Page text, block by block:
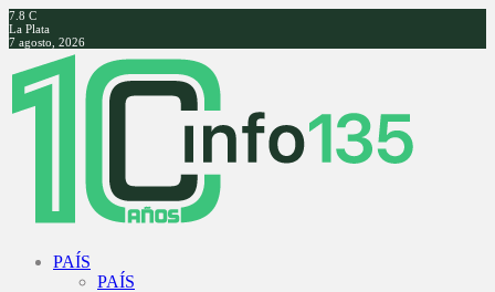
7.8 C
La Plata
7 agosto, 2026
Facebook
Twitter
Instagram
Youtube
PAÍS
PAÍS